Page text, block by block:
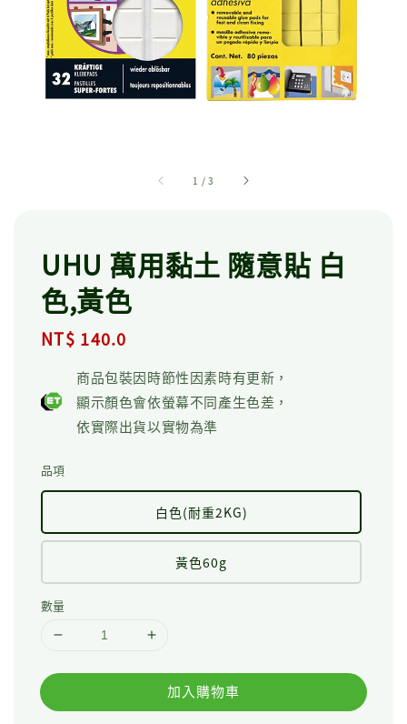
1 /3
UHU 萬用黏土 隨意貼 白
色,黃色
Regular
NT$ 140.0
商品包裝因時節性因素時有更新，
顯示顏色會依螢幕不同產生色差，
依實際出貨以實物為準
品項
白色(耐重2KG)
黃色60g
數量
加入購物車